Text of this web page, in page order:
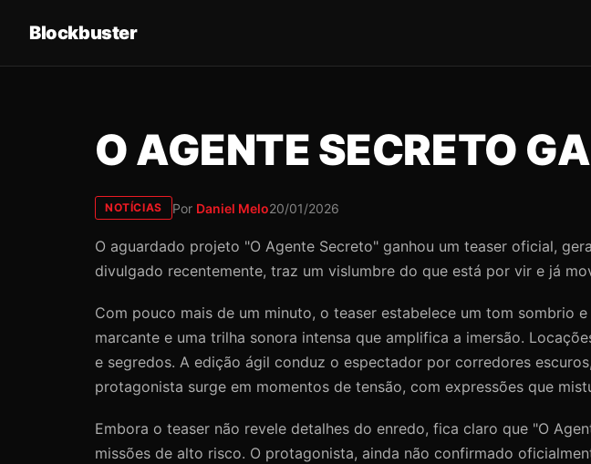
Blockbuster
O AGENTE SECRETO
NOTÍCIAS Por Daniel Melo20/01/2026
O aguardado projeto "O Agente Secreto" ganhou um teaser oficial,
divulgado recentemente, traz um vislumbre do que está por vir e já
Com pouco mais de um minuto, o teaser estabelece um tom sombrio
marcante e uma trilha sonora intensa que amplifica a imersão.
e segredos. A edição ágil conduz o espectador por corredores
protagonista surge em momentos de tensão, com expressões que
Embora o teaser não revele detalhes do enredo, fica claro que "O
missões de alto risco. O protagonista, ainda não confirmado